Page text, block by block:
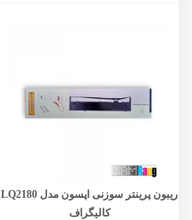
ریبون پرینتر سوزنی اپسون مدل LQ2180
کالیگراف